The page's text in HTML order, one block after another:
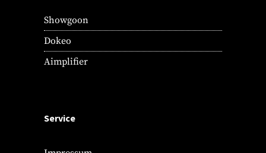
Showgoon
Dokeo
Aimplifier
Service